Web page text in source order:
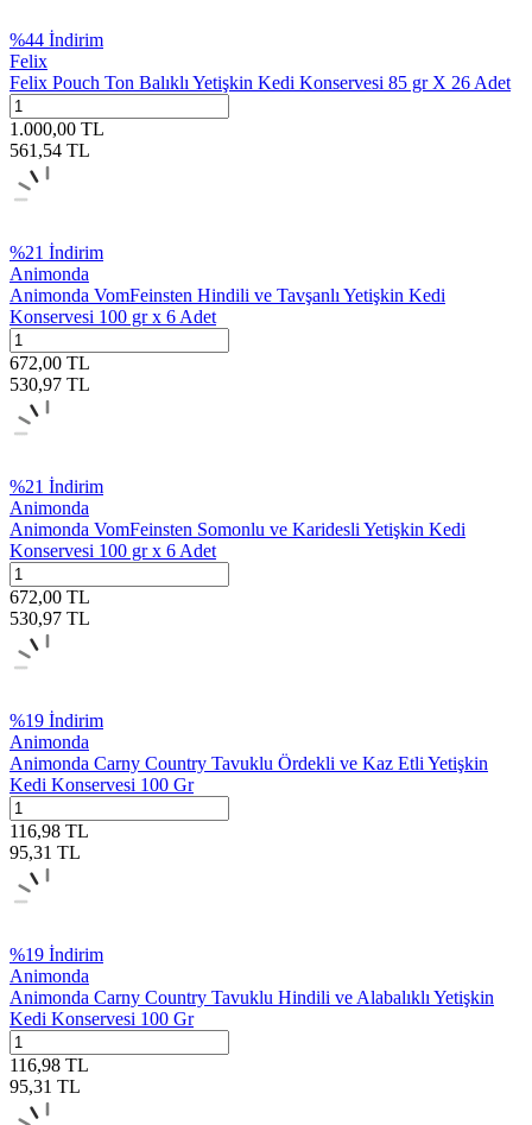
%44 İndirim
Felix
Felix Pouch Ton Balıklı Yetişkin Kedi Konservesi 85 gr X 26 Adet
1.000,00 TL
561,54 TL
%21 İndirim
Animonda
Animonda VomFeinsten Hindili ve Tavşanlı Yetişkin Kedi
Konservesi 100 gr x 6 Adet
672,00 TL
530,97 TL
%21 İndirim
Animonda
Animonda VomFeinsten Somonlu ve Karidesli Yetişkin Kedi
Konservesi 100 gr x 6 Adet
672,00 TL
530,97 TL
%19 İndirim
Animonda
Animonda Carny Country Tavuklu Ördekli ve Kaz Etli Yetişkin
Kedi Konservesi 100 Gr
116,98 TL
95,31 TL
%19 İndirim
Animonda
Animonda Carny Country Tavuklu Hindili ve Alabalıklı Yetişkin
Kedi Konservesi 100 Gr
116,98 TL
95,31 TL